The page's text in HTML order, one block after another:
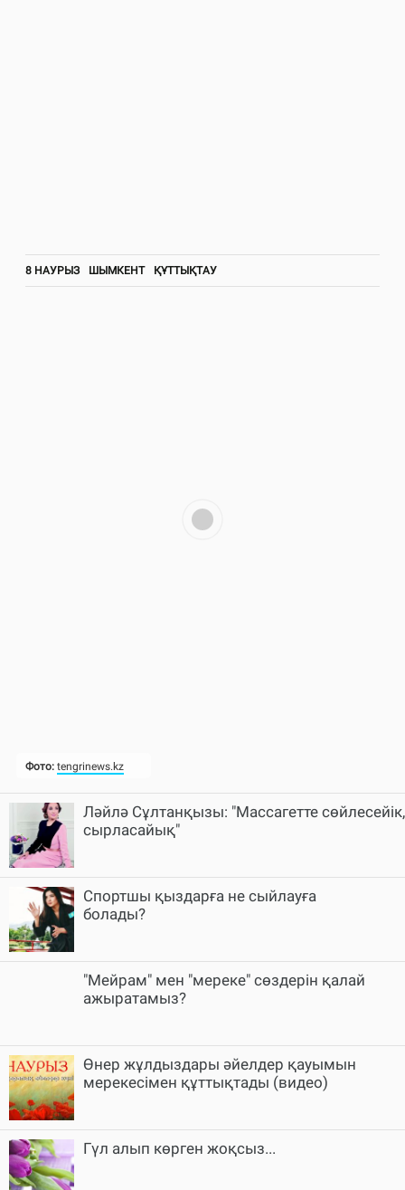
Ләйлә Сұлтанқызы: "Массагетте сөйлесейік,
сырласайық"
Спортшы қыздарға не сыйлауға
болады?
"Мейрам" мен "мереке" сөздерін қалай
ажыратамыз?
Өнер жұлдыздары әйелдер қауымын
мерекесімен құттықтады (видео)
Гүл алып көрген жоқсыз...